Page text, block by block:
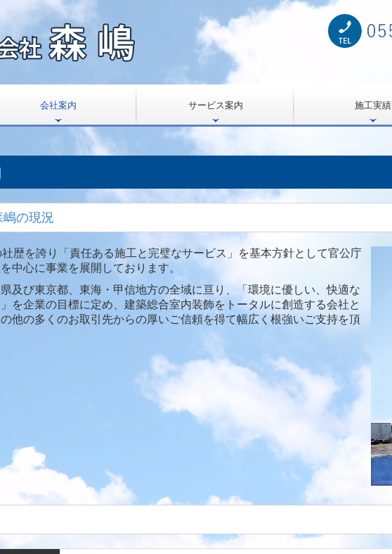
会社案内 サービス案内 施工実績
の現況
歴を誇り「責任ある施工と完璧なサービス」を基本方針として官公庁
中心に事業を展開しております。
及び東京都、東海・甲信地方の全域に亘り、「環境に優しい、快適な
を企業の目標に定め、建築総合室内装飾をトータルに創造する会社と
他の多くのお取引先からの厚いご信頼を得て幅広く根強いご支持を頂